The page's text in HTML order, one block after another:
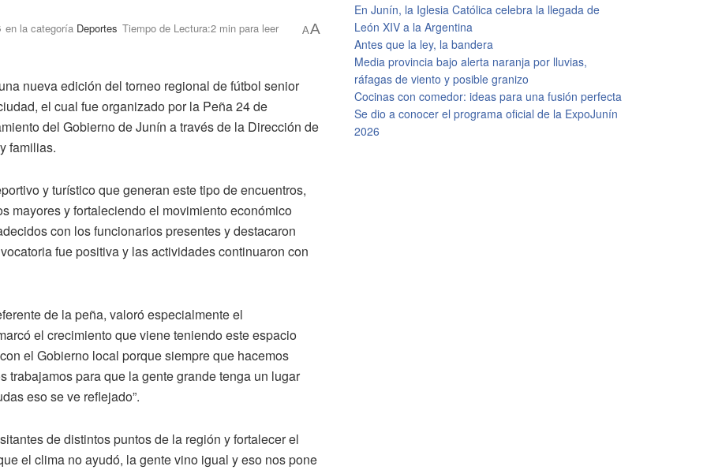
en la categoría Deportes Tiempo de Lectura:2 min para leer AA
nueva edición del torneo regional de fútbol senior
el cual fue organizado por la Peña 24 de
del Gobierno de Junín a través de la Dirección de
familias.
y turístico que generan este tipo de encuentros,
mayores y fortaleciendo el movimiento económico
con los funcionarios presentes y destacaron
fue positiva y las actividades continuaron con
de la peña, valoró especialmente el
el crecimiento que viene teniendo este espacio
el Gobierno local porque siempre que hacemos
trabajamos para que la gente grande tenga un lugar
eso se ve reflejado”.
de distintos puntos de la región y fortalecer el
el clima no ayudó, la gente vino igual y eso nos pone
En Junín, la Iglesia Católica celebra la llegada de
León XIV a la Argentina
Antes que la ley, la bandera
Media provincia bajo alerta naranja por lluvias,
ráfagas de viento y posible granizo
Cocinas con comedor: ideas para una fusión perfecta
Se dio a conocer el programa oficial de la ExpoJunín
2026